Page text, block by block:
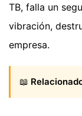
TB, falla un
vibración,
empresa.
📖